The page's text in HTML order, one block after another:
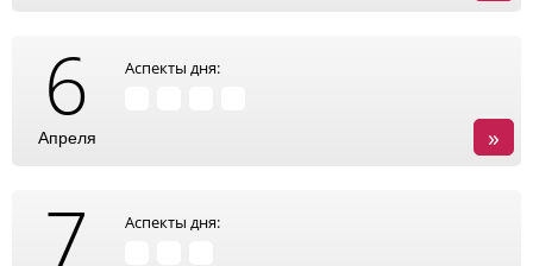
6
Апреля
Аспекты дня:
»
7 Аспекты дня: